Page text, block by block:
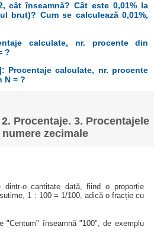
cât înseamnă? Cât este 0,01% la
brut)? Cum se calculează 0,01%,
calculate, nr. procente din
?
Procentaje calculate, nr. procente
N = ?
Procentaje. 3. Procentajele
zecimale
o cantitate dată, fiind o proporție
1 : 100 = 1/100, adică o fracție cu
"Centum" înseamnă "100", de exemplu